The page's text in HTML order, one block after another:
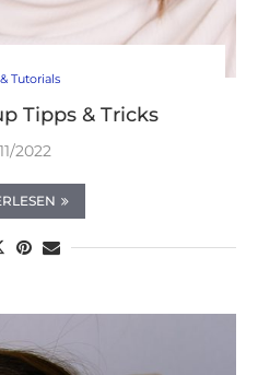
Tutorials
Tipps & Tricks
2022